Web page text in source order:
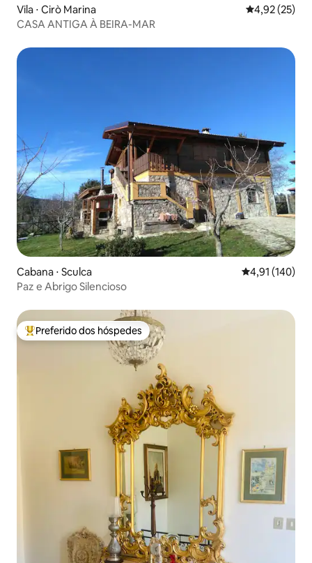
Vila ⋅ Cirò Marina 4,92 de uma
4,92 (25)
CASA ANTIGA À BEIRA-MAR
Cabana ⋅ Sculca 4,91 de uma
4,91 (140)
Paz e Abrigo Silencioso
Entre os melhores preferidos dos hóspedes
Preferido dos hóspedes